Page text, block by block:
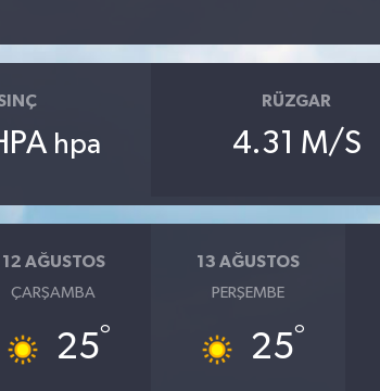
hpa
RÜZGAR
4.31 M/S
12 AĞUSTOS
ÇARŞAMBA
25°
13 AĞUSTOS
PERŞEMBE
25°